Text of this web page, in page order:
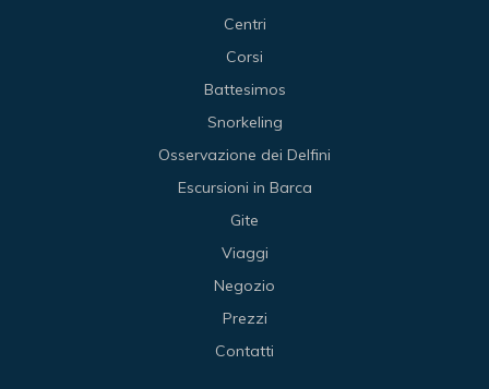
Centri
Corsi
Battesimos
Snorkeling
Osservazione dei Delfini
Escursioni in Barca
Gite
Viaggi
Negozio
Prezzi
Contatti